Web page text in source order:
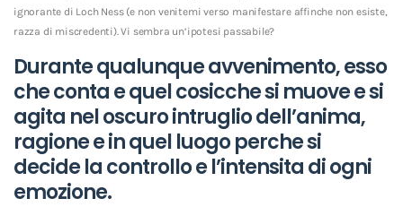
ignorante di Loch Ness (e non venitemi verso manifestare affinche non esiste,
razza di miscredenti). Vi sembra un’ipotesi passabile?
Durante qualunque avvenimento, esso
che conta e quel cosicche si muove e si
agita nel oscuro intruglio dell’anima,
ragione e in quel luogo perche si
decide la controllo e l’intensita di ogni
emozione.